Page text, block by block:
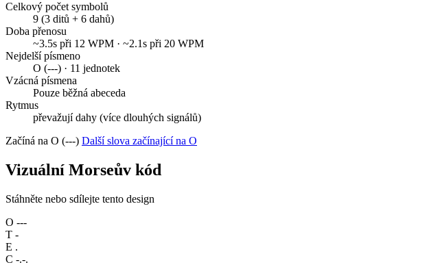
Celkový počet symbolů
9 (3 ditů + 6 dahů)
Doba přenosu
~3.5s při 12 WPM · ~2.1s při 20 WPM
Nejdelší písmeno
O (---) · 11 jednotek
Vzácná písmena
Pouze běžná abeceda
Rytmus
převažují dahy (více dlouhých signálů)
Začíná na O (---) Další slova začínající na O
Vizuální Morseův kód
Stáhněte nebo sdílejte tento design
O ---
T -
E .
C -.-.